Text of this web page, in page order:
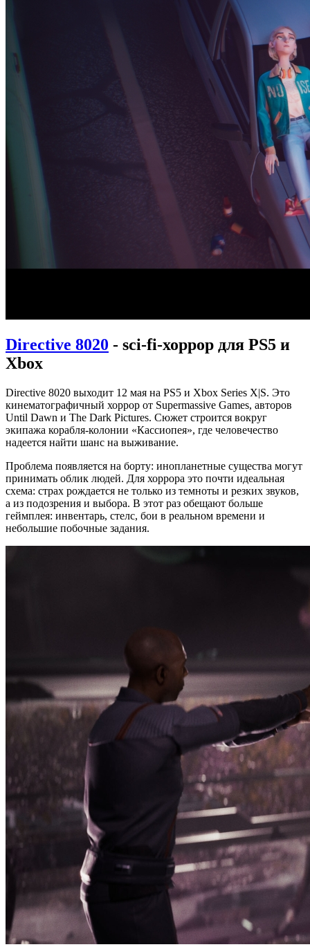
Directive 8020 - sci-fi-хоррор для PS5 и
Xbox
Directive 8020 выходит 12 мая на PS5 и Xbox Series X|S. Это
кинематографичный хоррор от Supermassive Games, авторов
Until Dawn и The Dark Pictures. Сюжет строится вокруг
экипажа корабля-колонии «Кассиопея», где человечество
надеется найти шанс на выживание.
Проблема появляется на борту: инопланетные существа могут
принимать облик людей. Для хоррора это почти идеальная
схема: страх рождается не только из темноты и резких звуков,
а из подозрения и выбора. В этот раз обещают больше
геймплея: инвентарь, стелс, бои в реальном времени и
небольшие побочные задания.